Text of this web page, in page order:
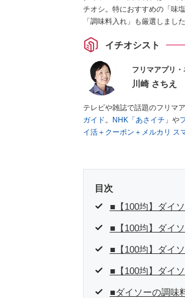
チオシ。特におすすめの「味
「調味料入れ」も厳選しまし
イチオシスト
フリマアプリ
川崎 さちえ
テレビや雑誌で話題のフリマ
ガイド。 NHK「あさイチ」 や
イ活＋クーポン＋メルカリ ス
■経歴：2003年、夫が子育て
いた時間でできるオークショ
を生活の一部に取り入れるべ
た消費税増税の社会において
目次
■【100均】ダイ
■【100均】ダイ
■【100均】ダイ
■【100均】ダイ
■ダイソーの調味